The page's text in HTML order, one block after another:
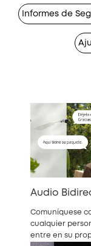
Informes de
Audio
Comuníquese
cualquier
entre en su